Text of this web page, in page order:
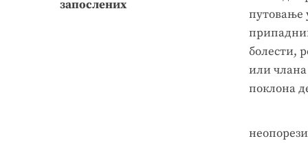
запослених
путовање
болести,
или
поклона